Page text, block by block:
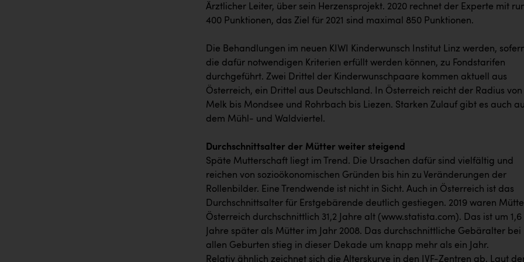
Ärztlicher Leiter, über sein Herzensprojekt. 2020 rechnet der Experte mit
400 Punktionen, das Ziel für 2021 sind maximal 850 Punktionen.
Die Behandlungen im neuen KIWI Kinderwunsch Institut Linz werden,
die dafür notwendigen Kriterien erfüllt werden können, zu Fondstarifen
durchgeführt. Zwei Drittel der Kinderwunschpaare kommen aktuell aus
Österreich, ein Drittel aus Deutschland. In Österreich reicht der Radius von
Melk bis Mondsee und Rohrbach bis Liezen. Starken Zulauf gibt es auch
dem Mühl- und Waldviertel.
Durchschnittsalter der Mütter weiter steigend
Späte Mutterschaft liegt im Trend. Die Ursachen dafür sind vielfältig und
reichen von sozioökonomischen Gründen bis hin zu Veränderungen der
Rollenbilder. Eine Trendwende ist nicht in Sicht. Auch in Österreich ist das
Durchschnittsalter für Erstgebärende deutlich gestiegen. 2019 waren
Österreich durchschnittlich 31,2 Jahre alt (www.statista.com). Das ist um 1,6
Jahre später als Mütter im Jahr 2008. Das durchschnittliche Gebäralter bei
allen Geburten stieg in dieser Dekade um knapp mehr als ein Jahr.
Relativ ähnlich zeichnet sich die Alterskurve in den IVF-Zentren ab. Laut